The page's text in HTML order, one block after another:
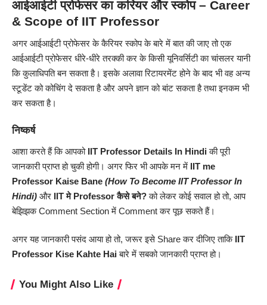
आईआईटी प्रोफेसर का करियर और स्कोप – Career
& Scope of IIT Professor
अगर आईआईटी प्रोफेसर के कैरियर स्कोप के बारे में बात की जाए तो एक
आईआईटी प्रोफेसर धीरे-धीरे तरक्की कर के किसी यूनिवर्सिटी का चांसलर यानी
कि कुलाधिपति बन सकता है। इसके अलावा रिटायरमेंट होने के बाद भी वह अन्य
स्टूडेंट को कोचिंग दे सकता है और अपने ज्ञान को बांट सकता है तथा इनकम भी
कर सकता है।
निष्कर्ष
आशा करते हैं कि आपको IIT Professor Details In Hindiकी पूरी
जानकारी प्राप्त हो चुकी होगी। अगर फिर भी आपके मन में IIT me
Professor Kaise Bane (How To Become IIT Professor In
Hindi) और IIT मे Professorकैसे बने?को लेकर कोई सवाल हो तो, आप
बेझिझक Comment Section में Comment कर पूछ सकते हैं।
अगर यह जानकारी पसंद आया हो तो, जरूर इसे Share कर दीजिए ताकि IIT
Professor Kise Kahte Haiबारे में सबकोजानकारीप्राप्त हो।
You Might Also Like